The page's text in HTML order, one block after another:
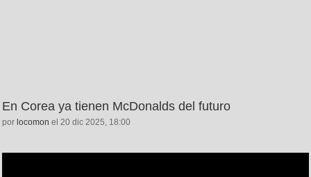
En Corea ya tienen McDonalds del futuro
por locomon el 20 dic 2025, 18:00